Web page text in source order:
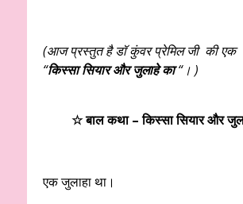
(आज प्रस्तुत है डॉ कुंवर प्रेमिल जी की एक
“किस्सा सियार और जुलाहे का“। )
☆ बाल कथा –किस्सा सियार और
एक जुलाहा था।